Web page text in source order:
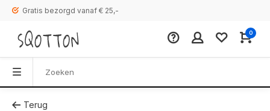
Gratis bezorgd vanaf € 25,-
0
Terug